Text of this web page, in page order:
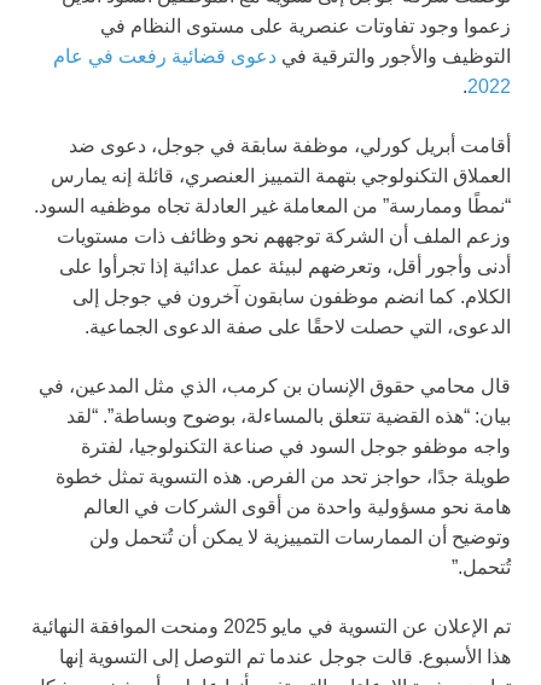
زعموا وجود تفاوتات عنصرية على مستوى النظام في
التوظيف والأجور والترقية في دعوى قضائية رفعت في عام
2022
.
أقامت أبريل كورلي، موظفة سابقة في جوجل، دعوى ضد
العملاق التكنولوجي بتهمة التمييز العنصري، قائلة إنه يمارس
“نمطًا وممارسة” من المعاملة غير العادلة تجاه موظفيه السود.
وزعم الملف أن الشركة توجههم نحو وظائف ذات مستويات
أدنى وأجور أقل، وتعرضهم لبيئة عمل عدائية إذا تجرأوا على
الكلام. كما انضم موظفون سابقون آخرون في جوجل إلى
الدعوى، التي حصلت لاحقًا على صفة الدعوى الجماعية.
قال محامي حقوق الإنسان بن كرمب، الذي مثل المدعين، في
بيان: “هذه القضية تتعلق بالمساءلة، بوضوح وبساطة”. “لقد
واجه موظفو جوجل السود في صناعة التكنولوجيا، لفترة
طويلة جدًا، حواجز تحد من الفرص. هذه التسوية تمثل خطوة
هامة نحو مسؤولية واحدة من أقوى الشركات في العالم
وتوضيح أن الممارسات التمييزية لا يمكن أن تُتحمل ولن
تُتحمل.”
تم الإعلان عن التسوية في مايو 2025 ومنحت الموافقة النهائية
هذا الأسبوع. قالت جوجل عندما تم التوصل إلى التسوية إنها